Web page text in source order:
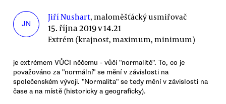
JN
Jiří Nushart, maloměšťácký usmiřovač
15. října 2019 v 14.21
Extrém (krajnost, maximum, minimum)
je extrémem VŮČI něčemu - vůči "normalitě". To, co je
považováno za "normální" se mění v závislosti na
společenském vývoji. "Normalita" se tedy mění v závislosti na
čase a na místě (historicky a geograficky).